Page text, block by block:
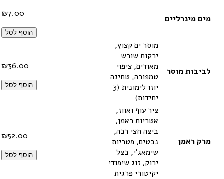
מים מינרליים ₪7.00
הוסף לסל
לביבות מוסר
מוסר ים קצוץ,
ירקות שורש
מאודים, ציפוי
טמפורה, טחינה
יוזו לימונית (3
יחידות)
₪36.00
הוסף לסל
מרק ראמן
ציר עוף ואווז,
אטריות ראמן,
ביצה חצי רכה,
נבטים, פטריות
שימאג'י, בצל
ירוק, זוג שיפודי
יקיטורי פרגית
₪52.00
הוסף לסל